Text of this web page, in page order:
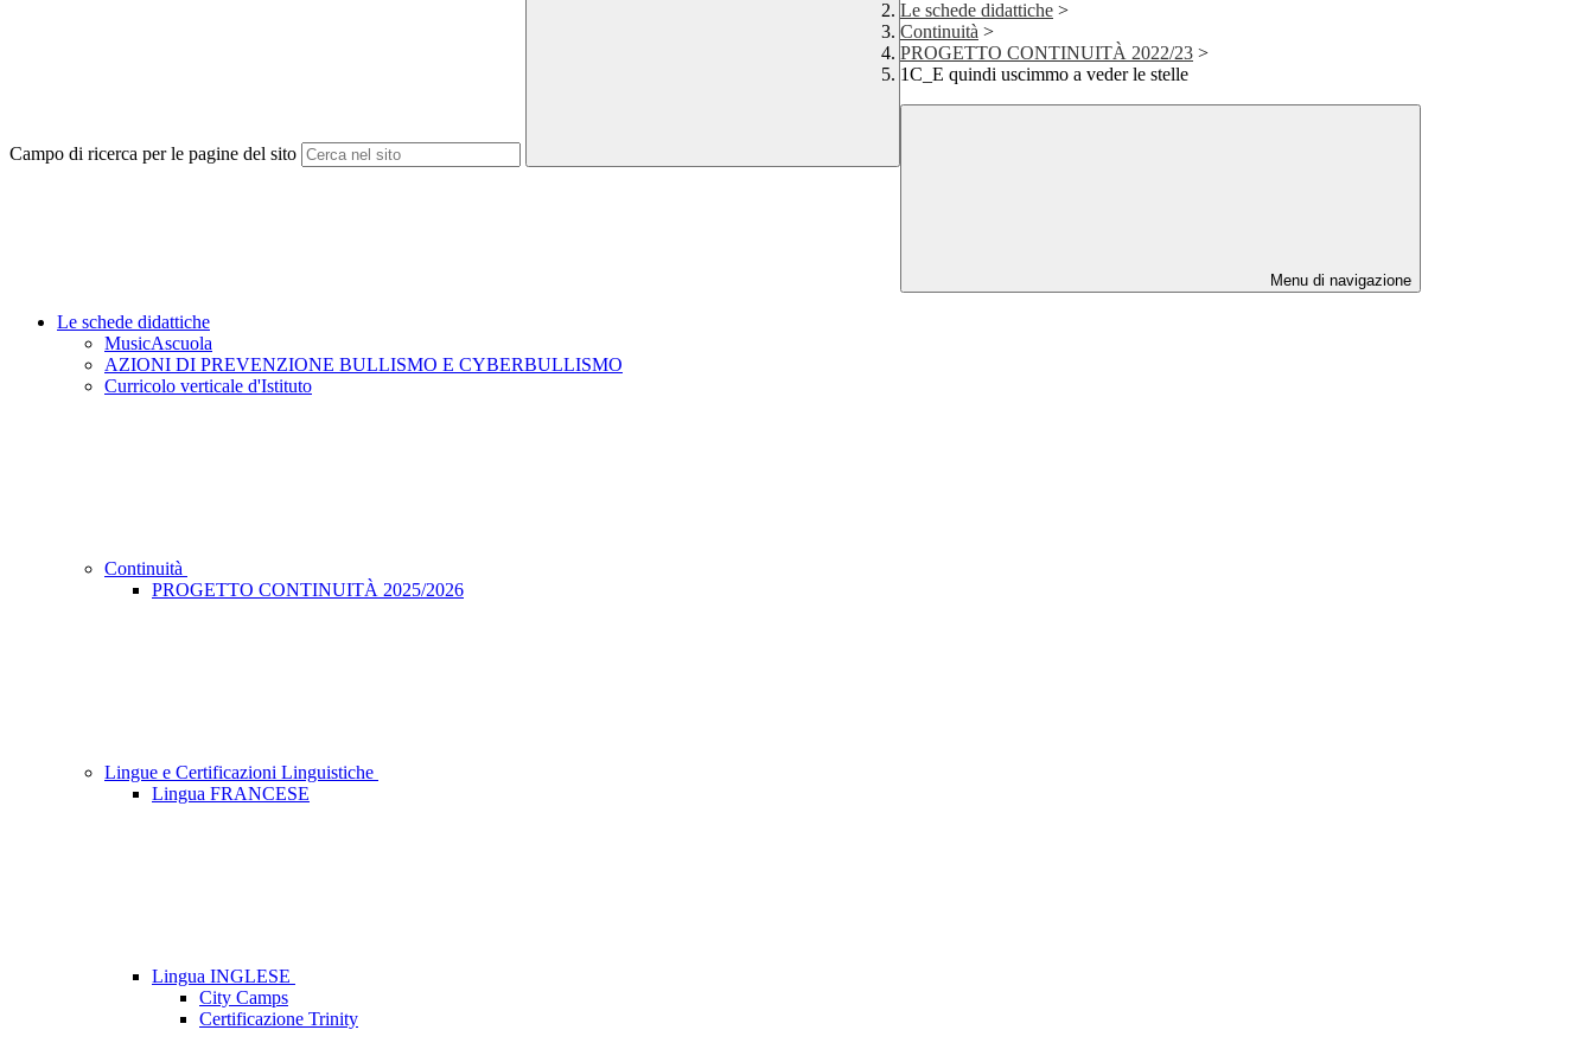
Campo di ricerca per le pagine del sito
Le schede didattiche >
Continuità >
PROGETTO CONTINUITÀ 2022/23 >
1C_E quindi uscimmo a veder le stelle
Menu di navigazione
Le schede didattiche
MusicAscuola
AZIONI DI PREVENZIONE BULLISMO E CYBERBULLISMO
Curricolo verticale d'Istituto
Continuità
PROGETTO CONTINUITÀ 2025/2026
Lingue e Certificazioni Linguistiche
Lingua FRANCESE
Lingua INGLESE
City Camps
Certificazione Trinity